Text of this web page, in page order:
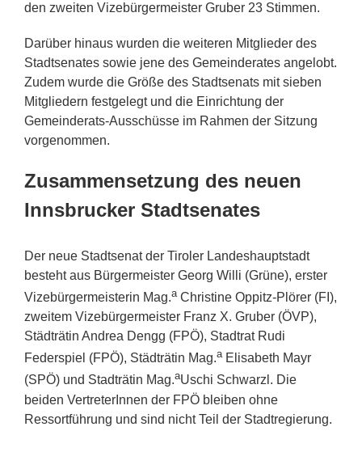
den zweiten Vizebürgermeister Gruber 23 Stimmen.
Darüber hinaus wurden die weiteren Mitglieder des
Stadtsenates sowie jene des Gemeinderates angelobt.
Zudem wurde die Größe des Stadtsenats mit sieben
Mitgliedern festgelegt und die Einrichtung der
Gemeinderats-Ausschüsse im Rahmen der Sitzung
vorgenommen.
Zusammensetzung des neuen
Innsbrucker Stadtsenates
Der neue Stadtsenat der Tiroler Landeshauptstadt
besteht aus Bürgermeister Georg Willi (Grüne), erster
Vizebürgermeisterin Mag.aChristine Oppitz-Plörer (FI),
zweitem Vizebürgermeister Franz X. Gruber (ÖVP),
Städträtin Andrea Dengg (FPÖ), Stadtrat Rudi
Federspiel (FPÖ), Städträtin Mag.aElisabeth Mayr
(SPÖ) und Stadträtin Mag.aUschi Schwarzl. Die
beiden VertreterInnen der FPÖ bleiben ohne
Ressortführung und sind nicht Teil der Stadtregierung.